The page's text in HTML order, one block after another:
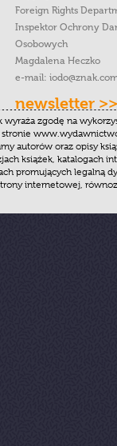
Foreign Rights
Inspektor Ochrony
Osobowych
Magdalena Heczko
e-mail:
newsletter >>
wyraża zgodę na
autorów oraz opisy
książek, katalogach
promujących legalną
internetowej,